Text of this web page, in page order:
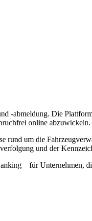
-abmeldung. Die
online abzuwickeln.
rund um die
und der
– für Unternehmen,